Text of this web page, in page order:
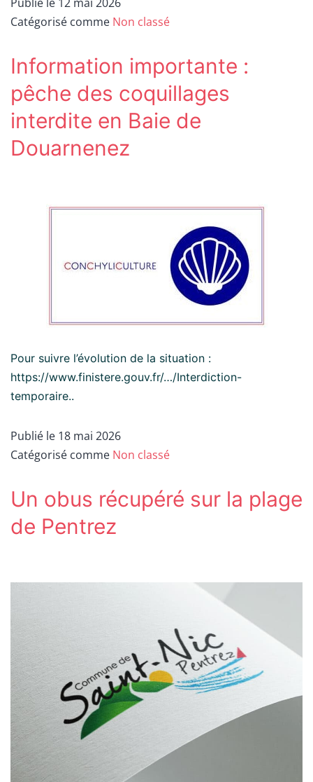
Catégorisé comme Non classé
Information importante :
pêche des coquillages
interdite en Baie de
Douarnenez
Pour suivre l’évolution de la situation :
https://www.finistere.gouv.fr/…/Interdiction-
temporaire..
Publié le 18 mai 2026
Catégorisé comme Non classé
Un obus récupéré sur la plage
de Pentrez